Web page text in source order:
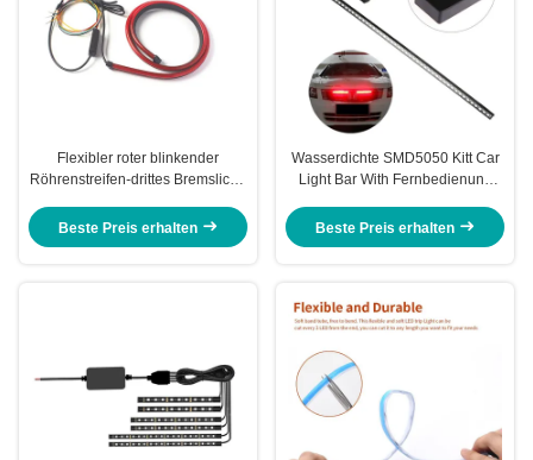
Flexibler roter blinkender
Röhrenstreifen-drittes Bremslicht-
des Auto-Scheinwerfer-LED
Beste Preis erhalten
Wasserdichte SMD5050 Kitt Car
Light Bar With Fernbedienung
Beste Preis erhalten